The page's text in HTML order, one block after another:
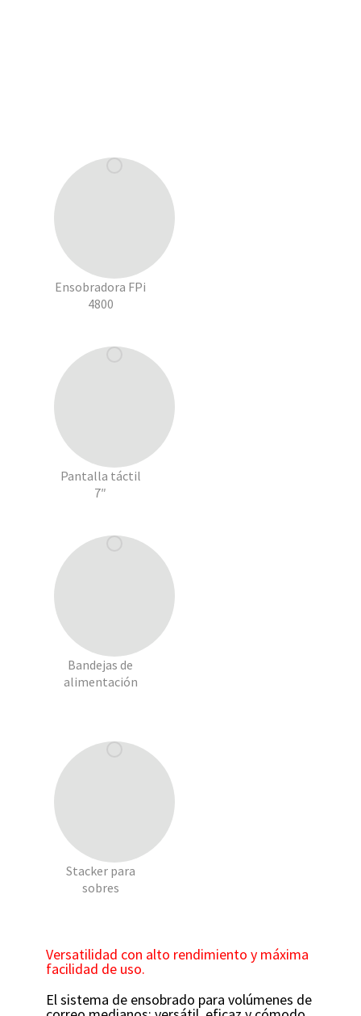
Ensobradora FPi
4800
Pantalla táctil
7″
Bandejas de
alimentación
Stacker para
sobres
Versatilidad con alto rendimiento y máxima
facilidad de uso.
El sistema de ensobrado para volúmenes de